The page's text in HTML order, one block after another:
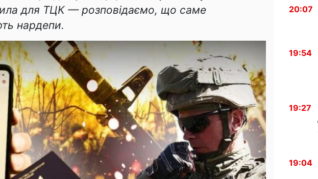
для ТЦК — розповідаємо, що саме
нардепи.
20:07
19:54
19:27
19:04